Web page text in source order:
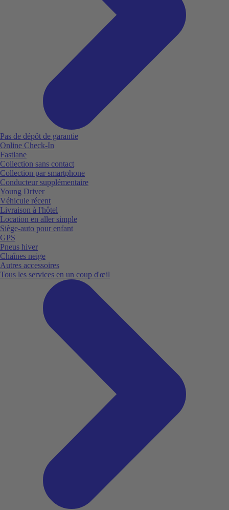
Pas de dépôt de garantie
Online Check-In
Fastlane
Collection sans contact
Collection par smartphone
Conducteur supplémentaire
Young Driver
Véhicule récent
Livraison à l'hôtel
Location en aller simple
Siège-auto pour enfant
GPS
Pneus hiver
Chaînes neige
Autres accessoires
Tous les services en un coup d'œil